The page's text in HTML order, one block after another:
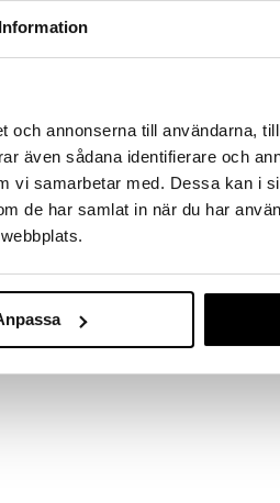
Information
annonserna till användarna,
även sådana identifierare och
vi samarbetar med. Dessa kan i
de har samlat in när du har
Juuri
-
10 x 2cm.
SATAKE
51,90